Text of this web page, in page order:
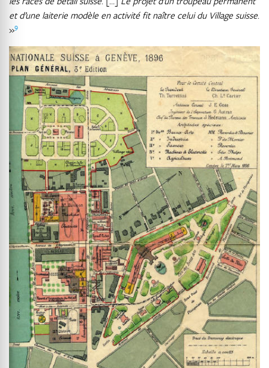
et d’une laiterie modèle en activité fit naître celui du Village suisse.
»9